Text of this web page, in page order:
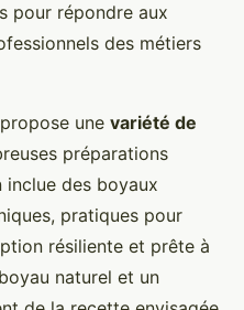
pour répondre aux
des métiers
une variété de
préparations
inclue des boyaux
pratiques pour
résiliente et prête à
naturel et un